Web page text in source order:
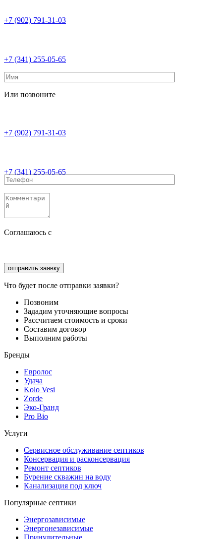
+7 (902) 791-31-03
+7 (341) 255-05-65
Или позвоните
+7 (902) 791-31-03
+7 (341) 255-05-65
Соглашаюсь с
Что будет после отправки заявки?
Позвоним
Зададим уточняющие вопросы
Рассчитаем стоимость и сроки
Составим договор
Выполним работы
Бренды
Евролос
Удача
Kolo Vesi
Zorde
Эко-Гранд
Pro Bio
Услуги
Сервисное обслуживание септиков
Консервация и расконсервация
Ремонт септиков
Бурение скважин на воду
Канализация под ключ
Популярные септики
Энергозависимые
Энергонезависимые
Принудительные